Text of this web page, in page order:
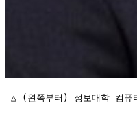
△ (왼쪽부터) 정보대학 컴퓨